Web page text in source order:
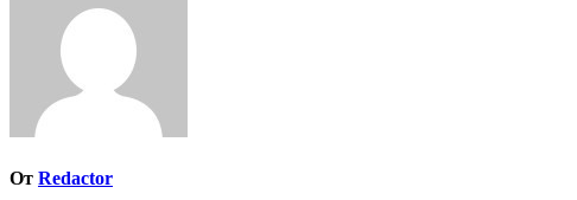
От Redactor